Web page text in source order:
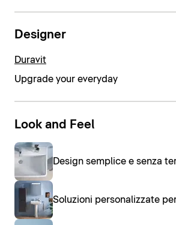
Designer
Duravit
Upgrade your everyday
Look and Feel
Design semplice e senza
Soluzioni personalizzate